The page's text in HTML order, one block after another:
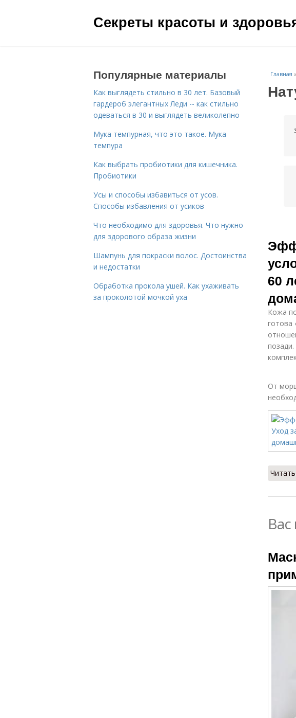
Секреты красоты и
Главная »
60
Кожа
готова
От
Популярные материалы
Как выглядеть стильно в 30 лет. Базовый
гардероб элегантных Леди -- как стильно
одеваться в 30 и выглядеть великолепно
Мука темпурная, что это такое. Мука
темпура
Как выбрать пробиотики для кишечника.
Пробиотики
Усы и способы избавиться от усов.
Способы избавления от усиков
Что необходимо для здоровья. Что нужно
для здорового образа жизни
Шампунь для покраски волос. Достоинства
и недостатки
Обработка прокола ушей. Как ухаживать
за проколотой мочкой уха